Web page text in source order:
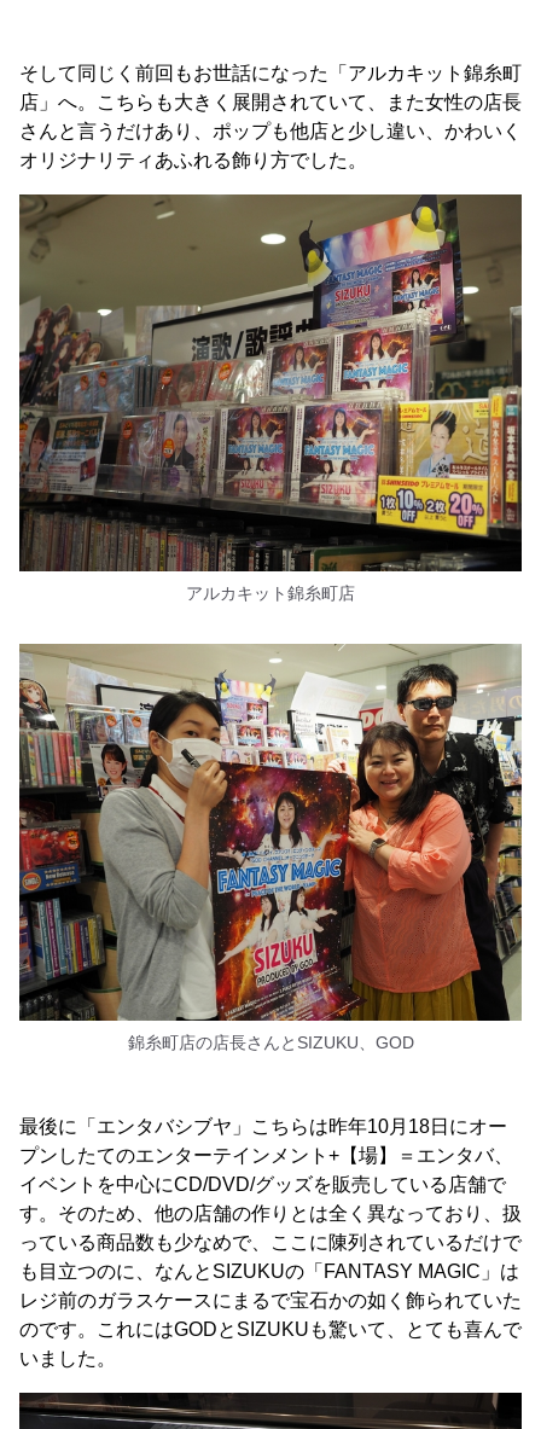
そして同じく前回もお世話になった「アルカキット錦糸町
店」へ。こちらも大きく展開されていて、また女性の店長
さんと言うだけあり、ポップも他店と少し違い、かわいく
オリジナリティあふれる飾り方でした。
アルカキット錦糸町店
錦糸町店の店長さんとSIZUKU、GOD
最後に「エンタバシブヤ」こちらは昨年10月18日にオー
プンしたてのエンターテインメント+【場】＝エンタバ、
イベントを中心にCD/DVD/グッズを販売している店舗で
す。そのため、他の店舗の作りとは全く異なっており、扱
っている商品数も少なめで、ここに陳列されているだけで
も目立つのに、なんとSIZUKUの「FANTASY MAGIC」は
レジ前のガラスケースにまるで宝石かの如く飾られていた
のです。これにはGODとSIZUKUも驚いて、とても喜んで
いました。